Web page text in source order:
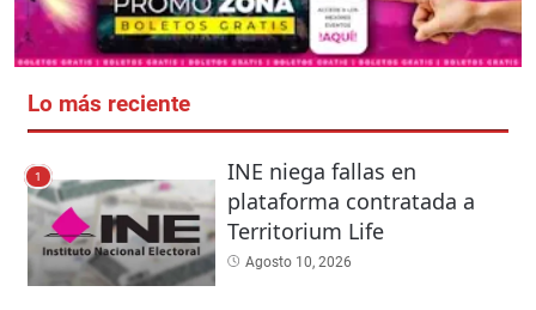
Lo más reciente
1
INE niega fallas en
plataforma contratada a
Territorium Life
Agosto 10, 2026